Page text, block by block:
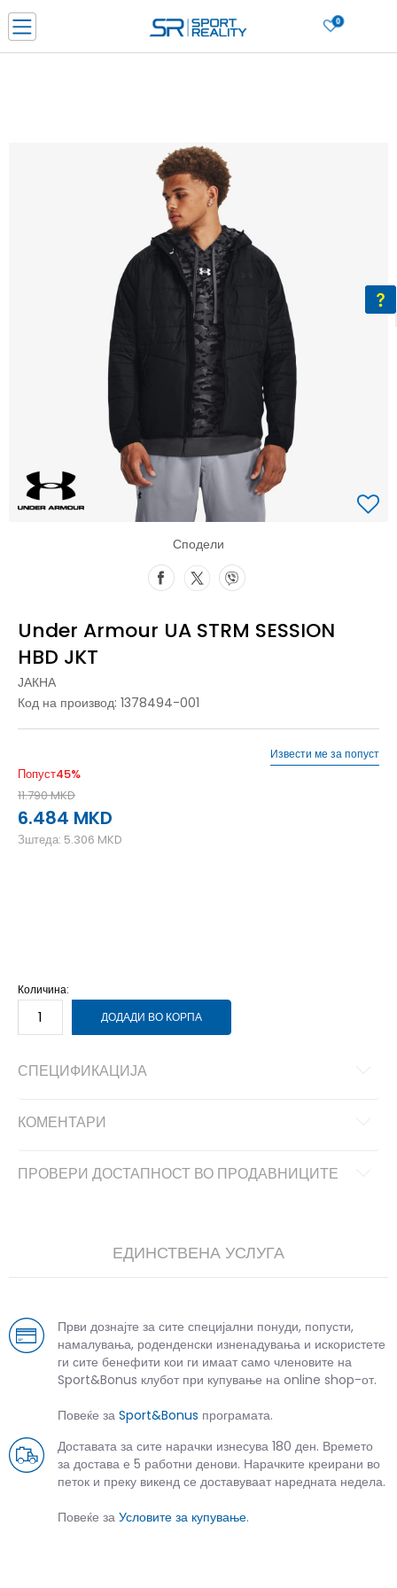
0
& COLLECT Платете со картичка online и подигнете во продавницата по ваш
ДОЗНАЈ ПОВЕЌЕ
Ценовник
ДОЗНАЈ ПОВЕЌЕ
Сподели
Under Armour UA STRM SESSION
HBD JKT
ЈАКНА
Код на производ: 1378494-001
Попуст45%
11.790MKD
6.484 MKD
Зштеда: 5.306 MKD
Извести ме за попуст
Количина:
ДОДАДИ ВО КОРПА
СПЕЦИФИКАЦИЈА
КОМЕНТАРИ
ПРОВЕРИ ДОСТАПНОСТ ВО ПРОДАВНИЦИТЕ
ЕДИНСТВЕНА УСЛУГА
Први дознајте за сите специјални понуди, попусти,
намалувања, роденденски изненадувања и искористете
ги сите бенефити кои ги имаат само членовите на
Sport&Bonus клубот при купување на online shop-от.
Повеќе за Sport&Bonus програмата.
Доставата за сите нарачки изнесува 180 ден. Времето
за достава е 5 работни денови. Нарачките креирани во
петок и преку викенд се доставуваат наредната недела.
Повеќе за Условите за купување.